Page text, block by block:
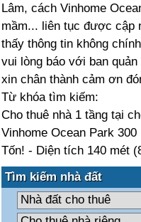
Lâm, cách Vinhome
mầm... liên tục được cập
thấy thông tin không
vui lòng báo với ban
xin chân thành cảm ơn
Từ khóa tìm kiếm:
Cho thuê nhà 1 tầng tại
Vinhome Ocean Park
Tốn! - Diện tích 140 mét
Tìm kiếm nhà đất